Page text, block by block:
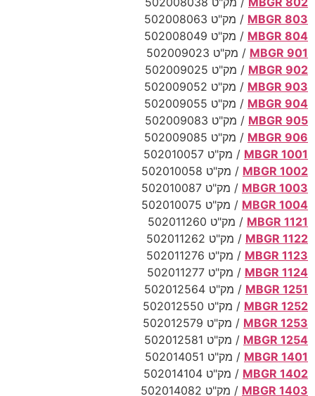
MBGR 803 / מק"ט 502008063
MBGR 804 / מק"ט 502008049
MBGR 901 / מק"ט 502009023
MBGR 902 / מק"ט 502009025
MBGR 903 / מק"ט 502009052
MBGR 904 / מק"ט 502009055
MBGR 905 / מק"ט 502009083
MBGR 906 / מק"ט 502009085
MBGR 1001 / מק"ט 502010057
MBGR 1002 / מק"ט 502010058
MBGR 1003 / מק"ט 502010087
MBGR 1004 / מק"ט 502010075
MBGR 1121 / מק"ט 502011260
MBGR 1122 / מק"ט 502011262
MBGR 1123 / מק"ט 502011276
MBGR 1124 / מק"ט 502011277
MBGR 1251 / מק"ט 502012564
MBGR 1252 / מק"ט 502012550
MBGR 1253 / מק"ט 502012579
MBGR 1254 / מק"ט 502012581
MBGR 1401 / מק"ט 502014051
MBGR 1402 / מק"ט 502014104
MBGR 1403 / מק"ט 502014082